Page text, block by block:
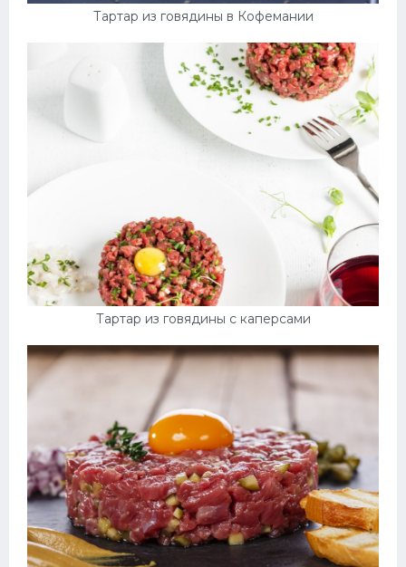
Тартар из говядины в Кофемании
Тартар из говядины с каперсами